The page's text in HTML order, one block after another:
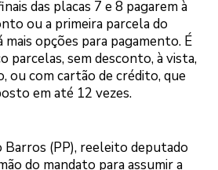
das placas 7 e 8 pagarem à
ou a primeira parcela do
opções para pagamento. É
parcelas, sem desconto, à vista,
ou com cartão de crédito, que
em até 12 vezes.
Barros (PP), reeleito deputado
do mandato para assumir a